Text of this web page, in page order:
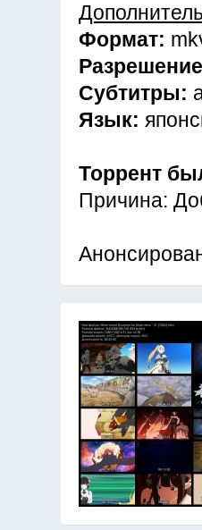
Формат:
Субтитры:
Язык:
Торрент
Причина: